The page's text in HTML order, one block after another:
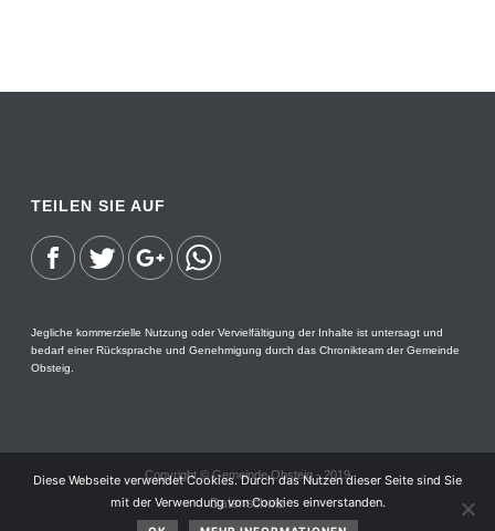
TEILEN SIE AUF
Jegliche kommerzielle Nutzung oder Vervielfältigung der Inhalte ist untersagt und
bedarf einer Rücksprache und Genehmigung durch das Chronikteam der Gemeinde
Obsteig.
Copyright © Gemeinde Obsteig - 2019
Datenschutz
Impressum
Diese Webseite verwendet Cookies. Durch das Nutzen dieser Seite sind Sie
mit der Verwendung von Cookies einverstanden.